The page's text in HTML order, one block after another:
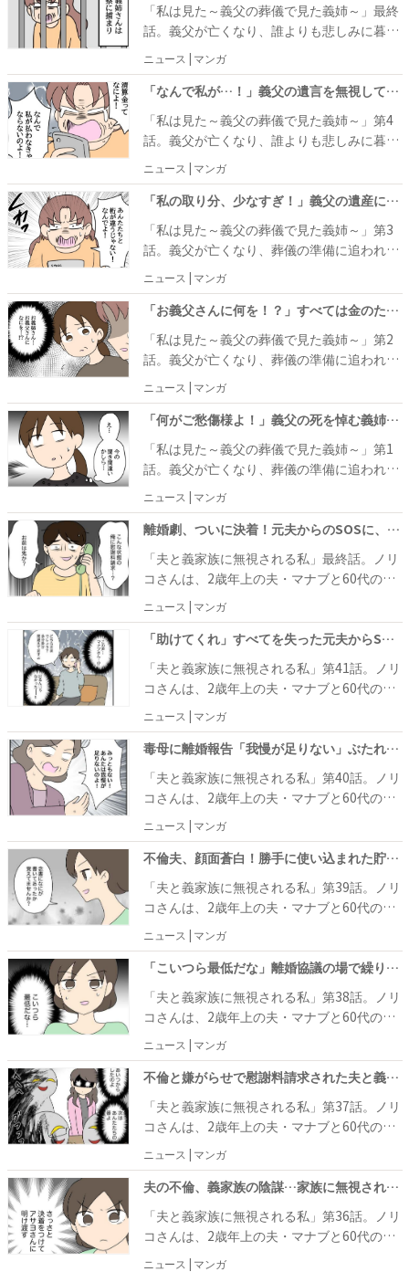
「私は見た～義父の葬儀で見た義姉～」最終
話。義父が亡くなり、誰よりも悲しみに暮れ
ていた義姉……。しかし、義父の生前、義姉
は相続を目的に冷暖房の使用を控えさせ、さ
らには宅配弁当の契約を勝手に解約していた
ことが発覚。葬儀の後、親族は義姉との絶縁
を宣言しますが、当の本人は遺言書の内容を
無視してまで義父が残した土地と家屋を手に
入れ、土地の評価額を自慢する始末です。そ
れから約2年後、キャンピングカーで各地を
転々と旅していた弟夫婦のもとに、義姉から
電話がかかってきたのですが……。
ニュース | マンガ
「なんで私が…！」義父の遺言を無視して遺産を奪った強欲な義姉→高く売れるはずの土地と家屋が逆に…！？ #義父の葬儀で見た義姉 4
「私は見た～義父の葬儀で見た義姉～」第4
話。義父が亡くなり、誰よりも悲しみに暮れ
ていた義姉……。しかし、それは悲しんでい
るフリ。義姉は相続を目的に義父に冷暖房の
使用を控えさせたり、宅配弁当の契約を勝手
に打ち切ったりしていたことが発覚したので
す。葬儀が無事に終わったことをきっかけに
親族は義姉との絶縁を宣言しますが、当の本
人はそれでも遺産に執着し、遺言書の内容を
無視してまで、義父が残した土地と家屋を手
に入れたのです。
ニュース | マンガ
「私の取り分、少なすぎ！」義父の遺産に執着する義姉→ありえない主張の末に強欲すぎる言葉を放ち…！？ #義父の葬儀で見た義姉 3
「私は見た～義父の葬儀で見た義姉～」第3
話。義父が亡くなり、葬儀の準備に追われて
いたある日のこと。号泣する義姉に対し、義
姉の実弟である夫は「あれは悲しんでいるフ
リだから」と言い放ちます。夫の態度をとが
めたのもつかの間、義姉は葬儀の準備をする
嫁に嫌みたらたら、嫁が作った料理をゴミ箱
に捨てる始末……。さらに義父の生前には冷
暖房の使用を控えさせたり、宅配弁当の契約
を勝手に打ち切ったり、義姉の残酷な振る舞
いが明らかになったのです。
ニュース | マンガ
「お義父さんに何を！？」すべては金のため…？家族会議で明らかになった、義姉の残酷な振る舞いとは！？ #義父の葬儀で見た義姉 2
「私は見た～義父の葬儀で見た義姉～」第2
話。義父が亡くなり、葬儀の準備に追われて
いたある日のこと。悲しみに打ちひしがれる
親族のなかでも、特に目を引いたのが声を上
げながら涙を流す義姉の姿です。しかし、義
姉の実弟である夫は「あれは悲しんでいるフ
リだから」と冷たく言い放ちます。そんな夫
をとがめたのもつかの間、当の義姉は周囲に
気を配りながら葬儀の準備をする自身の息子
の嫁に対し、あまりにも陰湿な態度を取るの
です。
ニュース | マンガ
「何がご愁傷様よ！」義父の死を悼む義姉が豹変！→テキパキ働く嫁を前に、まさかの本性が見え始め！？ #義父の葬儀で見た義姉 1
「私は見た～義父の葬儀で見た義姉～」第1
話。義父が亡くなり、葬儀の準備に追われて
いたある日のこと。悲しみに打ちひしがれる
親族のなかでも、特に目を引いたのが声を上
げながら涙を流す義姉の姿です。しかし、義
姉の実弟である夫は「あれは悲しんでいるフ
リだから」と冷たく言い放ちます。
ニュース | マンガ
離婚劇、ついに決着！元夫からのSOSに、妻が突きつけた最後の制裁とは？ #夫と義家族に無視される 最終話
「夫と義家族に無視される私」最終話。ノリ
コさんは、2歳年上の夫・マナブと60代の義
父母と暮らしていますが、夫と義父母に無視
されるようなりました。 それは、嫁をぞんざ
いに扱って追い出し、夫と不倫相手と再婚す
るための作戦だと知り、見守りカメラを家の
各所に設置して、離婚が有利になる証拠を集
めることにします。
ニュース | マンガ
「助けてくれ」すべてを失った元夫からSOS！夫と義両親の悲惨な結末とは？ #夫と義家族に無視される 41
「夫と義家族に無視される私」第41話。ノリ
コさんは、2歳年上の夫・マナブと60代の義
父母と暮らしていますが、夫と義父母に無視
されるようなりました。 それは、嫁をぞんざ
いに扱って追い出し、夫と不倫相手と再婚す
るための作戦だと知り、見守りカメラを家の
各所に設置して、離婚が有利になる証拠を集
めることにします。
ニュース | マンガ
毒母に離婚報告「我慢が足りない」ぶたれて…身勝手な母と決別！娘の決意 #夫と義家族に無視される 40
「夫と義家族に無視される私」第40話。ノリ
コさんは、2歳年上の夫・マナブと60代の義
父母と暮らしていますが、夫と義父母に無視
されるようなりました。 それは、嫁をぞんざ
いに扱って追い出し、夫と不倫相手と再婚す
るための作戦だと知り、見守りカメラを家の
各所に設置して、離婚が有利になる証拠を集
めることにします。
ニュース | マンガ
不倫夫、顔面蒼白！勝手に使い込まれた貯金を取り戻した妻の策略とは？ #夫と義家族に無視される 39
「夫と義家族に無視される私」第39話。ノリ
コさんは、2歳年上の夫・マナブと60代の義
父母と暮らしていますが、今では夫と義父母
に無視されてしまう関係になってしまいまし
た。 夫から何も相談なくマイホーム貯金を義
実家のリフォーム代に使われ、なし崩し的に
義父母との同居が始まりましたが、1年経っ
ても同居は解消されませんでした。
ニュース | マンガ
「こいつら最低だな」離婚協議の場で繰り返される罵倒、蔑視…妻は呆れて #夫と義家族に無視される 38
「夫と義家族に無視される私」第38話。ノリ
コさんは、2歳年上の夫・マナブと60代の義
父母と暮らしていますが、今では夫と義父母
に無視されてしまう関係になってしまいまし
た。 夫から何も相談なくマイホーム貯金を義
実家のリフォーム代に使われ、なし崩し的に
義父母との同居が始まりましたが、1年経っ
ても同居は解消されませんでした。
ニュース | マンガ
不倫と嫌がらせで慰謝料請求された夫と義両親！腹黒い魂胆が透けてみえて #夫と義家族に無視される 37
「夫と義家族に無視される私」第37話。ノリ
コさんは、2歳年上の夫・マナブと60代の義
父母と暮らしていますが、今では夫と義父母
に無視されてしまう関係になってしまいまし
た。 夫から何も相談なくマイホーム貯金を義
実家のリフォーム代に使われ、なし崩し的に
義父母との同居が始まりましたが、1年経っ
ても同居は解消されませんでした。
ニュース | マンガ
夫の不倫、義家族の陰謀…家族に無視され続けた妻の反撃とは？ #夫と義家族に無視される 36
「夫と義家族に無視される私」第36話。ノリ
コさんは、2歳年上の夫・マナブと60代の義
父母と暮らしていますが、今では夫と義父母
ニュース | マンガ